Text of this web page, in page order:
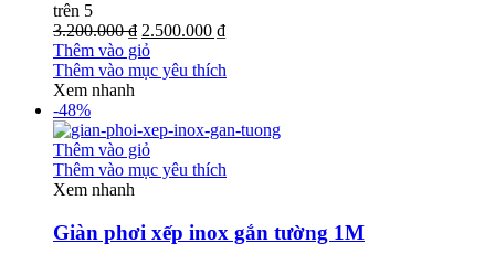
trên 5
3.200.000 ₫ 2.500.000 ₫
Thêm vào giỏ
Thêm vào mục yêu thích
Xem nhanh
-48%
Thêm vào giỏ
Thêm vào mục yêu thích
Xem nhanh
Giàn phơi xếp inox gắn tường 1M